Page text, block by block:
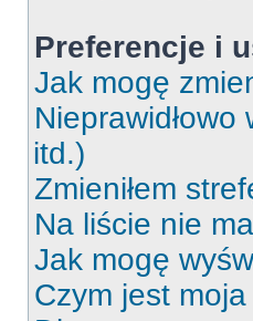
Preferencje i
Jak mogę
itd.)
Zmieniłem
Na liście nie
Jak mogę
Czym jest